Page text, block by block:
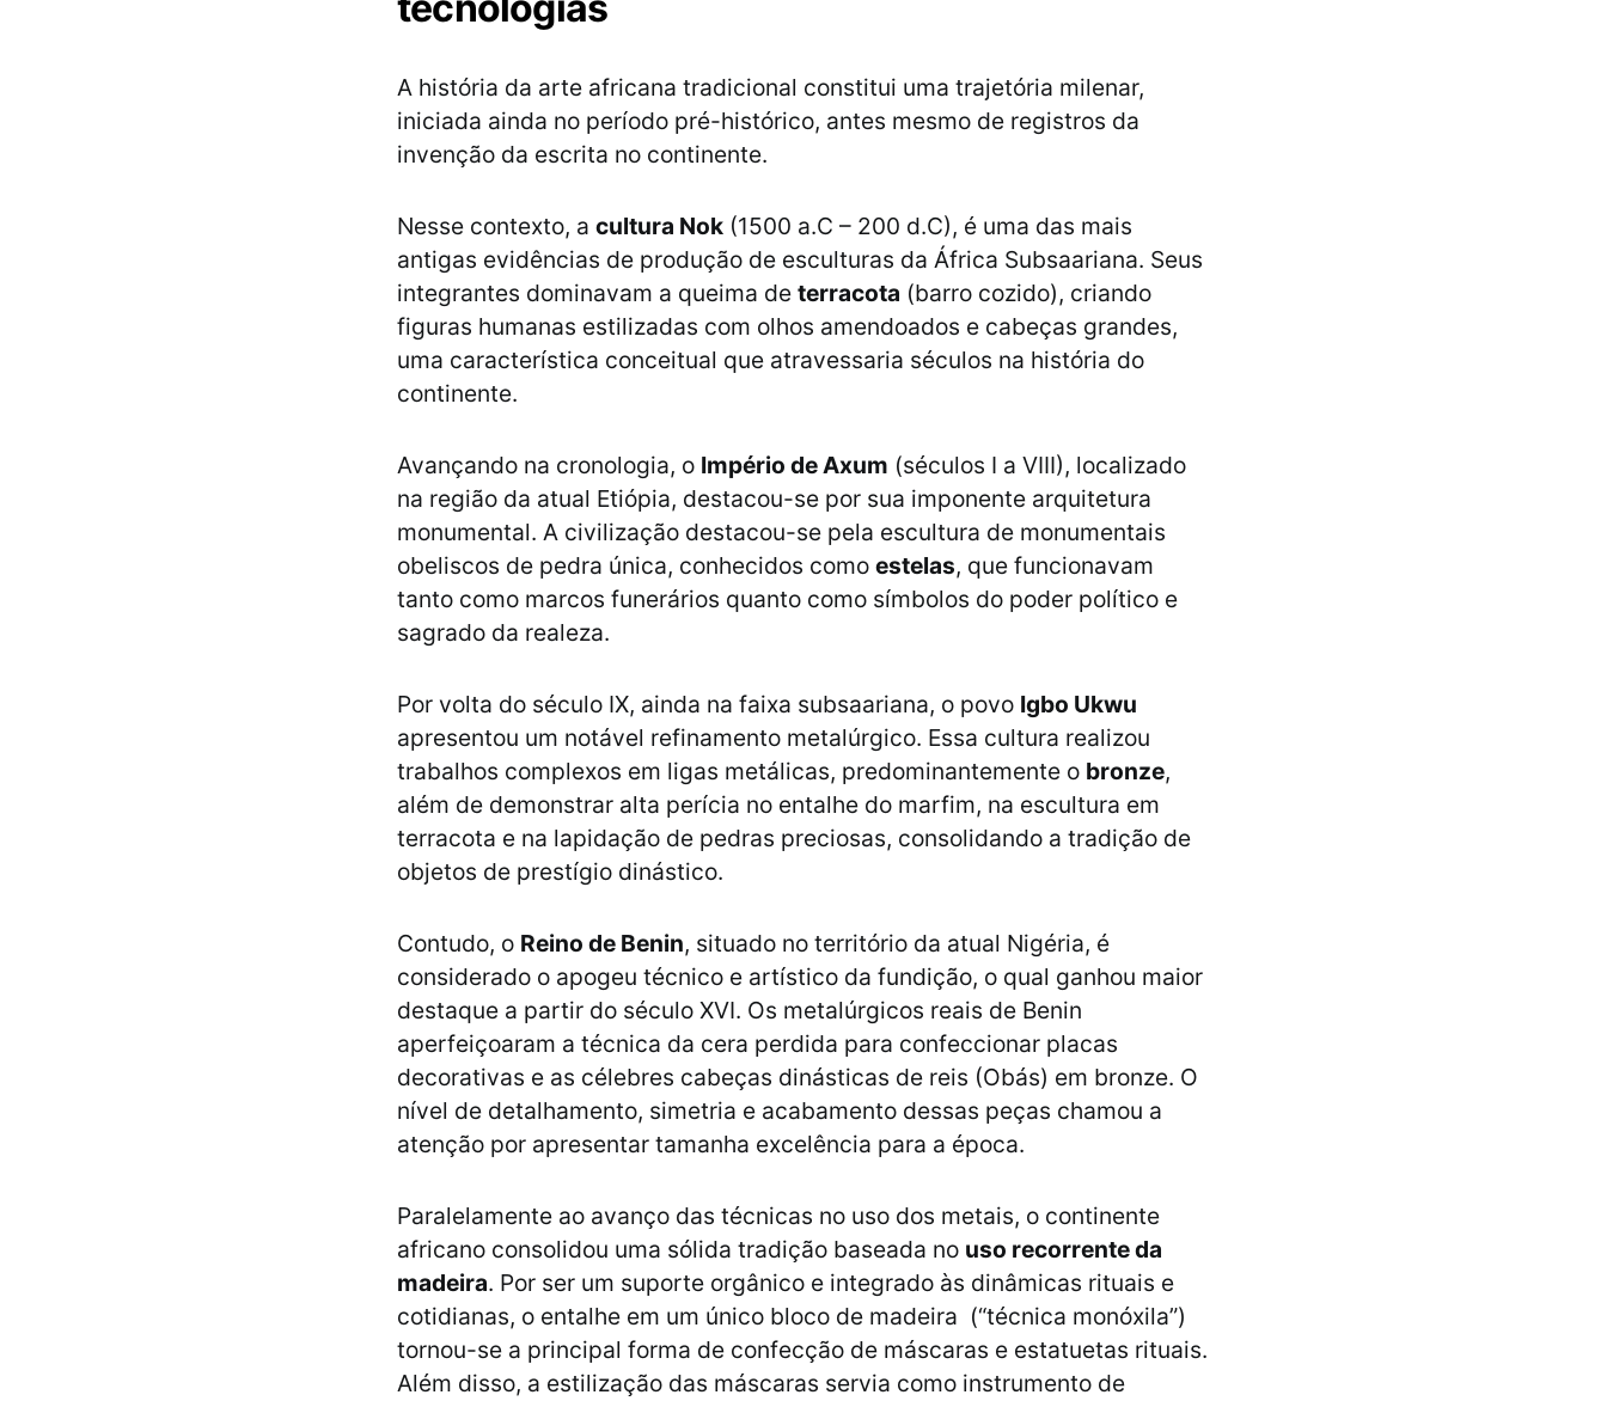
A história da arte africana tradicional constitui uma trajetória milenar,
iniciada ainda no período pré-histórico, antes mesmo de registros da
invenção da escrita no continente.
Nesse contexto, a cultura Nok (1500 a.C – 200 d.C), é uma das mais
antigas evidências de produção de esculturas da África Subsaariana. Seus
integrantes dominavam a queima de terracota (barro cozido), criando
figuras humanas estilizadas com olhos amendoados e cabeças grandes,
uma característica conceitual que atravessaria séculos na história do
continente.
Avançando na cronologia, o Império de Axum (séculos I a VIII), localizado
na região da atual Etiópia, destacou-se por sua imponente arquitetura
monumental. A civilização destacou-se pela escultura de monumentais
obeliscos de pedra única, conhecidos como estelas, que funcionavam
tanto como marcos funerários quanto como símbolos do poder político e
sagrado da realeza.
Por volta do século IX, ainda na faixa subsaariana, o povo Igbo Ukwu
apresentou um notável refinamento metalúrgico. Essa cultura realizou
trabalhos complexos em ligas metálicas, predominantemente o bronze,
além de demonstrar alta perícia no entalhe do marfim, na escultura em
terracota e na lapidação de pedras preciosas, consolidando a tradição de
objetos de prestígio dinástico.
Contudo, o Reino de Benin, situado no território da atual Nigéria, é
considerado o apogeu técnico e artístico da fundição, o qual ganhou maior
destaque a partir do século XVI. Os metalúrgicos reais de Benin
aperfeiçoaram a técnica da cera perdida para confeccionar placas
decorativas e as célebres cabeças dinásticas de reis (Obás) em bronze. O
nível de detalhamento, simetria e acabamento dessas peças chamou a
atenção por apresentar tamanha excelência para a época.
Paralelamente ao avanço das técnicas no uso dos metais, o continente
africano consolidou uma sólida tradição baseada no uso recorrente da
madeira. Por ser um suporte orgânico e integrado às dinâmicas rituais e
cotidianas, o entalhe em um único bloco de madeira (“técnica monóxila”)
tornou-se a principal forma de confecção de máscaras e estatuetas rituais.
Além disso, a estilização das máscaras servia como instrumento de